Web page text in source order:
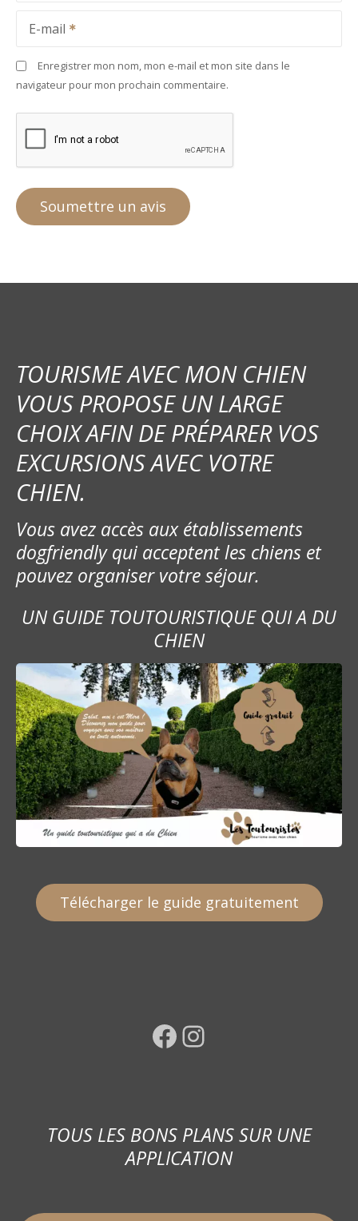
E-mail
Enregistrer mon nom, mon e-mail et mon site dans le
navigateur pour mon prochain commentaire.
TOURISME AVEC MON CHIEN
VOUS PROPOSE UN LARGE
CHOIX AFIN DE PRÉPARER VOS
EXCURSIONS AVEC VOTRE
CHIEN.
Vous avez accès aux établissements
dogfriendly qui acceptent les chiens et
pouvez organiser votre séjour.
UN GUIDE TOUTOURISTIQUE QUI A DU
CHIEN
Télécharger le guide gratuitement
Facebook Instagram
TOUS LES BONS PLANS SUR UNE
APPLICATION